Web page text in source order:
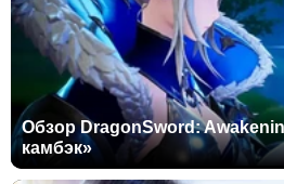
Обзор DragonSword:
камбэк»